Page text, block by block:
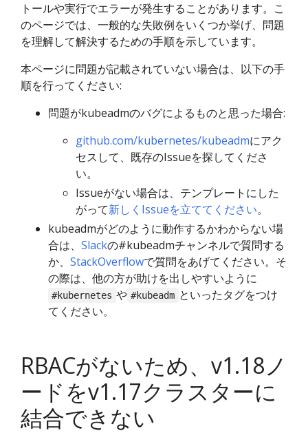
トールや実行でエラーが発生することがあります。こ
のページでは、一般的な失敗例をいくつか挙げ、問題
を理解して解決するための手順を示しています。
本ページに問題が記載されていない場合は、以下の手
順を行ってください:
問題がkubeadmのバグによるものと思った場合:
github.com/kubernetes/kubeadmにアク
セスして、既存のIssueを探してくださ
い。
Issueがない場合は、テンプレートにした
がって新しくIssueを立ててください。
kubeadmがどのように動作するかわからない場
合は、 Slackの#kubeadmチャンネルで質問する
か、 StackOverflowで質問をあげてください。そ
の際は、他の方が助けを出しやすいように
#kubernetes や #kubeadm といったタグをつけ
てください。
RBACがないため、v1.18ノ
ードをv1.17クラスターに
結合できない